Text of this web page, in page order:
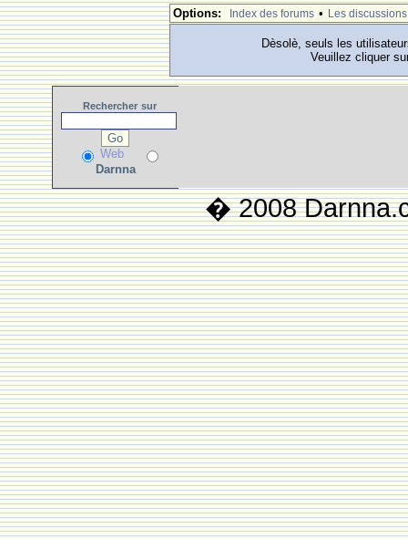
Options: Index des forums • Les discussions
Dèsolè, seuls les
Veuillez cliquer
Rechercher sur
Web
Darnna
� 2008